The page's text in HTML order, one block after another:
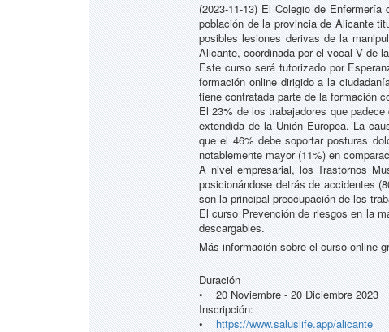
(2023-11-13) El Colegio de
población de la provincia de Alicante
posibles lesiones derivas de la
Alicante, coordinada por el vocal V de
Este curso será tutorizado por
formación online dirigido a la
tiene contratada parte de la formación
El 23% de los trabajadores que
extendida de la Unión Europea. La
que el 46% debe soportar posturas
notablemente mayor (11%) en
A nivel empresarial, los Trastornos
posicionándose detrás de accidentes
son la principal preocupación de los
El curso Prevención de riesgos en la
descargables.
Más información sobre el curso online
Duración
• 20 Noviembre - 20 Diciembre 2023
Inscripción:
•
https://www.saluslife.app/alicante